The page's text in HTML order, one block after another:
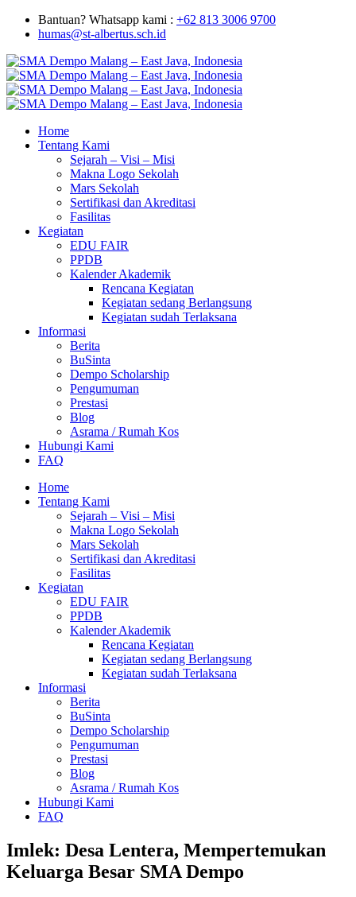
Bantuan? Whatsapp kami : +62 813 3006 9700
humas@st-albertus.sch.id
Home
Tentang Kami
Sejarah – Visi – Misi
Makna Logo Sekolah
Mars Sekolah
Sertifikasi dan Akreditasi
Fasilitas
Kegiatan
EDU FAIR
PPDB
Kalender Akademik
Rencana Kegiatan
Kegiatan sedang Berlangsung
Kegiatan sudah Terlaksana
Informasi
Berita
BuSinta
Dempo Scholarship
Pengumuman
Prestasi
Blog
Asrama / Rumah Kos
Hubungi Kami
FAQ
Home
Tentang Kami
Sejarah – Visi – Misi
Makna Logo Sekolah
Mars Sekolah
Sertifikasi dan Akreditasi
Fasilitas
Kegiatan
EDU FAIR
PPDB
Kalender Akademik
Rencana Kegiatan
Kegiatan sedang Berlangsung
Kegiatan sudah Terlaksana
Informasi
Berita
BuSinta
Dempo Scholarship
Pengumuman
Prestasi
Blog
Asrama / Rumah Kos
Hubungi Kami
FAQ
Imlek: Desa Lentera, Mempertemukan
Keluarga Besar SMA Dempo